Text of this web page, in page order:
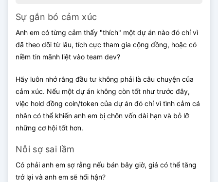
Sự gắn bó cảm xúc
Anh em có từng cảm thấy "thích" một dự án nào đó chỉ vì
đã theo dõi từ lâu, tích cực tham gia cộng đồng, hoặc có
niềm tin mãnh liệt vào team dev?
Hãy luôn nhớ rằng đầu tư không phải là câu chuyện của
cảm xúc. Nếu một dự án không còn tốt như trước đây,
việc hold đồng coin/token của dự án đó chỉ vì tình cảm cá
nhân có thể khiến anh em bị chôn vốn dài hạn và bỏ lỡ
những cơ hội tốt hơn.
Nỗi sợ sai lầm
Có phải anh em sợ rằng nếu bán bây giờ, giá có thể tăng
trở lại và anh em sẽ hối hận?